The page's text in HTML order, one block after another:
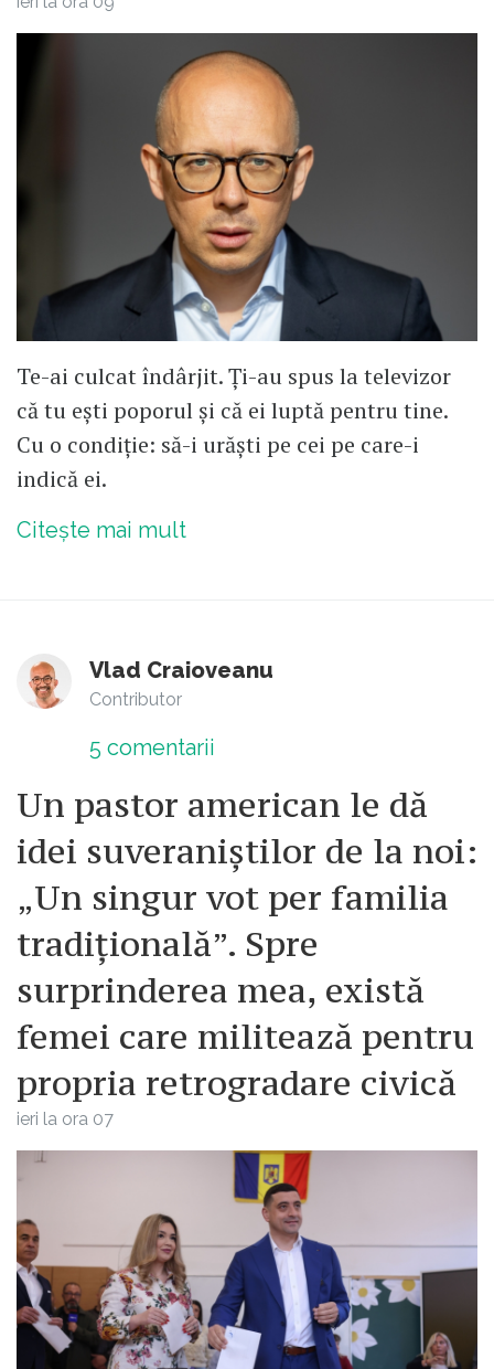
Te-ai culcat îndârjit. Ți-au spus la televizor
că tu ești poporul și că ei luptă pentru tine.
Cu o condiție: să-i urăști pe cei pe care-i
indică ei.
Citește mai mult
Vlad Craioveanu
Contributor
5 comentarii
Un pastor american le dă
idei suveraniștilor de la noi:
„Un singur vot per familia
tradițională”. Spre
surprinderea mea, există
femei care militează pentru
propria retrogradare civică
ieri la ora 07